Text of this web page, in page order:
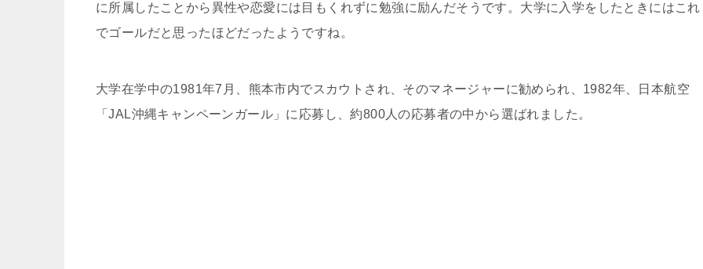
に所属したことから異性や恋愛には目もくれずに勉強に励んだそうです。大学に入学をしたときにはこれ
でゴールだと思ったほどだったようですね。
大学在学中の1981年7月、熊本市内でスカウトされ、そのマネージャーに勧められ、1982年、日本航空
「JAL沖縄キャンペーンガール」に応募し、約800人の応募者の中から選ばれました。